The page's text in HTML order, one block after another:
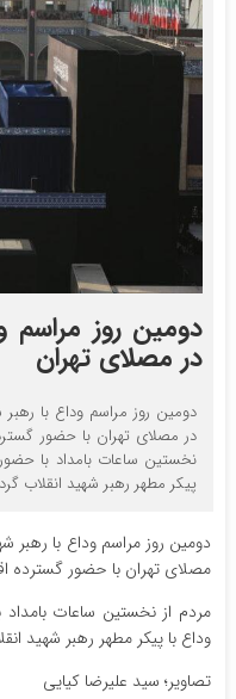
دومین روز مراسم
در مصلای تهران
در مصلای تهران با حضور
نخستین ساعات بامداد با حضور
پیکر مطهر رهبر شهید انقلاب
مصلای تهران با حضور گسترده
مردم از نخستین ساعات بامداد
وداع با پیکر مطهر رهبر شهید
تصاویر؛ سید علیرضا کیایی